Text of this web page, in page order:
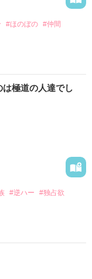
#ほのぼの #仲間
仕事先で毎日会っ
してみたい」と思
極道の人達でし
#逆ハー
#独占欲